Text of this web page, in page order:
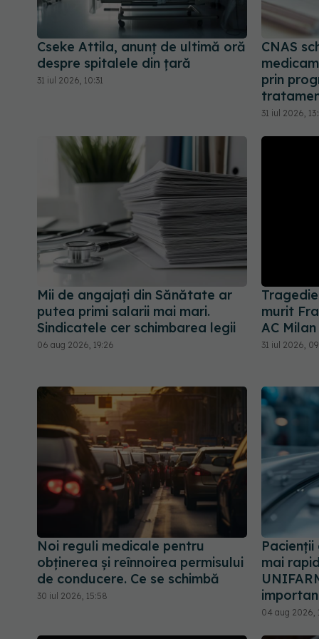
Cseke Attila, anunț de ultimă oră
despre spitalele din țară
31 iul 2026, 10:31
CNAS
prin
31 iul 2026,
Mii de angajați din Sănătate ar
putea primi salarii mai mari.
Sindicatele cer schimbarea legii
06 aug 2026, 19:26
murit
AC Milan
31 iul 2026,
Noi reguli medicale pentru
obținerea și reînnoirea permisului
de conducere. Ce se schimbă
30 iul 2026, 15:58
mai
04 aug 2026,